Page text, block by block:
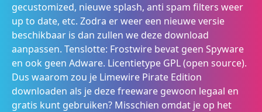
gecustomized, nieuwe splash, anti spam filters weer
up to date, etc. Zodra er weer een nieuwe versie
beschikbaar is dan zullen we deze download
aanpassen. Tenslotte: Frostwire bevat geen Spyware
en ook geen Adware. Licentietype GPL (open source).
Dus waarom zou je Limewire Pirate Edition
downloaden als je deze freeware gewoon legaal en
gratis kunt gebruiken? Misschien omdat je op het